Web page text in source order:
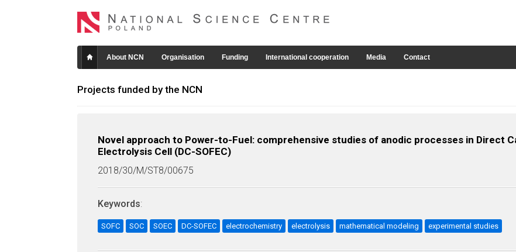
About NCN Organisation Funding International cooperation Media Contact
Projects funded by the NCN
Novel approach to Power-to-Fuel: comprehensive studies of anodic processes in Direct
Electrolysis Cell (DC-SOFEC)
2018/30/M/ST8/00675
Keywords:
SOFC SOC SOEC DC-SOFEC electrochemistry electrolysis mathematical modeling experimental studies